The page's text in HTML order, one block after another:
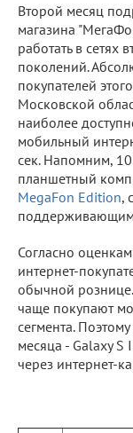
Второй месяц
магазина
работать в сетях
поколений.
покупателей
Московской
наиболее
мобильный
сек. Напомним,
планшетный
MegaFon Edition,
поддерживающим
Согласно
интернет-
обычной рознице.
чаще покупают
сегмента.
месяца - Galaxy S
через интернет-